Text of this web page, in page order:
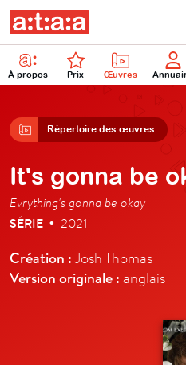
À propos Prix Œuvres
Répertoire des œuvres
It's gonna be
Evrything's gonna be okay
SÉRIE • 2021
Création :Josh Thomas
Version originale : anglais